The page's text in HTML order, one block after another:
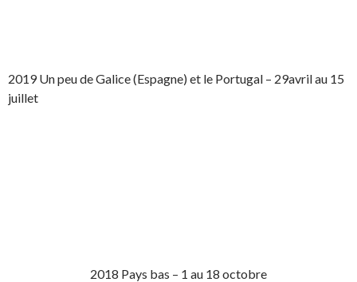
2019 Un peu de Galice (Espagne) et le Portugal – 29avril au 15
juillet
2018 Pays bas – 1 au 18 octobre